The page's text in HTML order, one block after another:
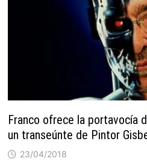
Franco ofrece la portavocía
un transeúnte de Pintor
23/04/2018